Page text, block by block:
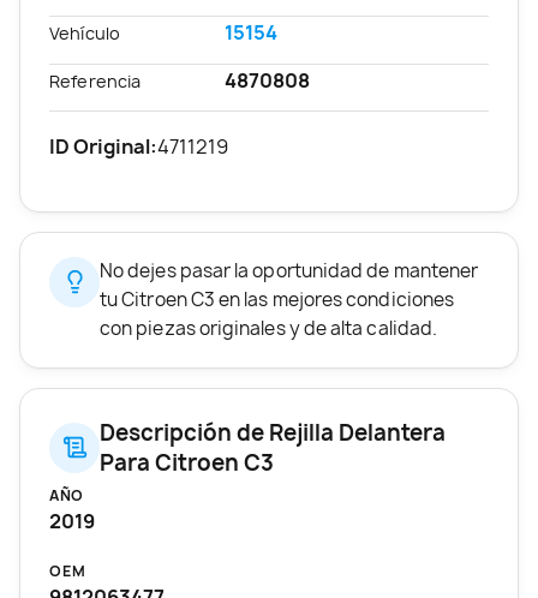
Vehículo 15154
Referencia 4870808
ID Original:4711219
No dejes pasar la oportunidad de mantener
tu Citroen C3 en las mejores condiciones
con piezas originales y de alta calidad.
Descripción de Rejilla Delantera
Para Citroen C3
AÑO
2019
OEM